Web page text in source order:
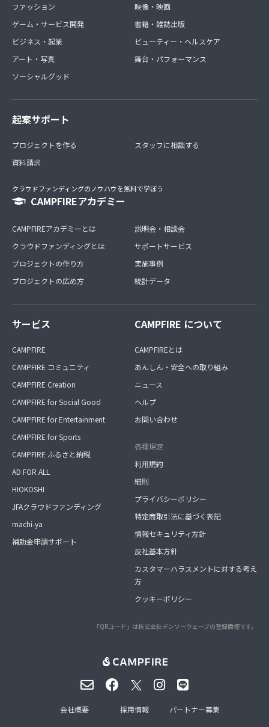
ファッション
ゲーム・サービス開発
ビジネス・起業
アート・写真
ソーシャルグッド
映像・映画
書籍・雑誌出版
ビューティー・ヘルスケア
舞台・パフォーマンス
起案サポート
プロジェクトを作る
資料請求
スタッフに相談する
クラウドファンディングのノウハウを無料で学ぼう
CAMPFIREアカデミー
CAMPFIREアカデミーとは
クラウドファンディングとは
プロジェクトの作り方
プロジェクトの広め方
説明会・相談会
サポートサービス
実施事例
統計データ
サービス
CAMPFIRE
CAMPFIRE コミュニティ
CAMPFIRE Creation
CAMPFIRE for Social Good
CAMPFIRE for Entertainment
CAMPFIRE for Sports
CAMPFIRE ふるさと納税
AD FOR ALL
HIOKOSHI
JFAクラウドファンディング
machi-ya
補助金申請サポート
CAMPFIRE について
CAMPFIREとは
あんしん・安全への取り組み
ニュース
ヘルプ
お問い合わせ
各種規定
利用規約
細則
プライバシーポリシー
特定商取引法に基づく表記
情報セキュリティ方針
反社基本方針
カスタマーハラスメントに対する考え
方
クッキーポリシー
「QRコード」は株式会社デンソーウェーブの登録商標です。
会社概要 採用情報 パートナー募集